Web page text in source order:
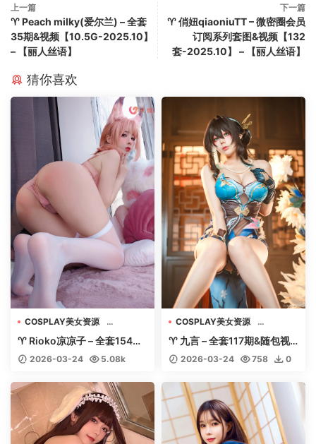
上一篇
♈ Peach milky(爱尔兰) – 全套
35期&视频【10.5G-2025.10】
– 【丽人丝语】
下一篇
♈ 俏妞qiaoniuTT – 微密圈会员
订阅系列套图&视频【132
套-2025.10】 – 【丽人丝语】
猜你喜欢
COSPLAY美女资源
机构写真收藏
美女专辑套图视频
♈ Rioko凉凉子 – 全套154期
&随包视频【77G-2026.3】
2026-03-24
5.08k
COSPLAY美女资源
机构写真收藏
美女专辑套图视频
♈ 九言 – 全套117期&随包视
频【42.7G-2026.3】 – 【丽
2026-03-24 758 0